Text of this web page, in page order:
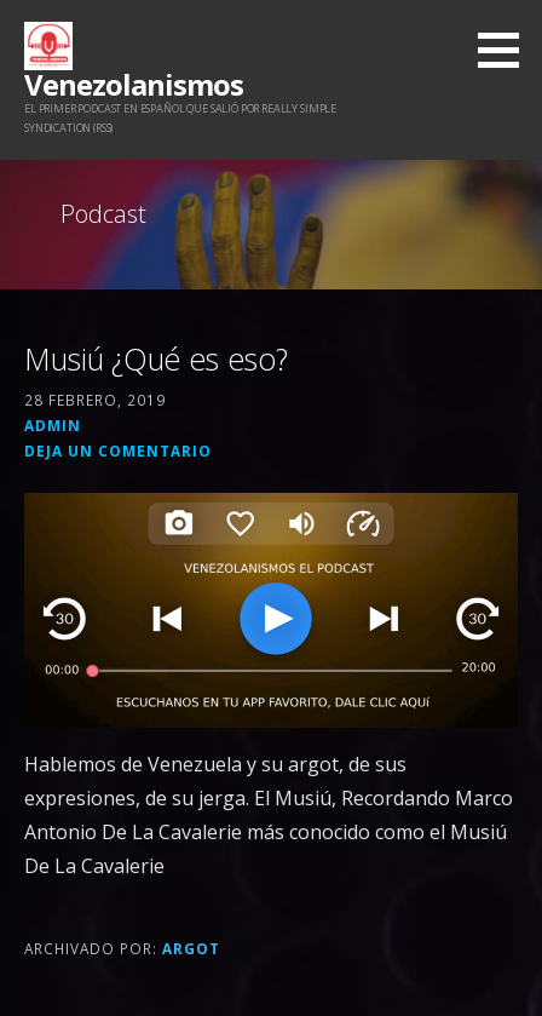
Saltar
contenido
Venezolanismos
EL PRIMER PODCAST EN ESPAÑOL QUE SALIÓ POR REALLY SIMPLE
SYNDICATION (RSS)
Podcast
Musiú ¿Qué es eso?
28 FEBRERO, 2019
ADMIN
DEJA UN COMENTARIO
Hablemos de Venezuela y su argot, de sus
expresiones, de su jerga. El Musiú, Recordando Marco
Antonio De La Cavalerie más conocido como el Musiú
De La Cavalerie
ARCHIVADO POR: ARGOT